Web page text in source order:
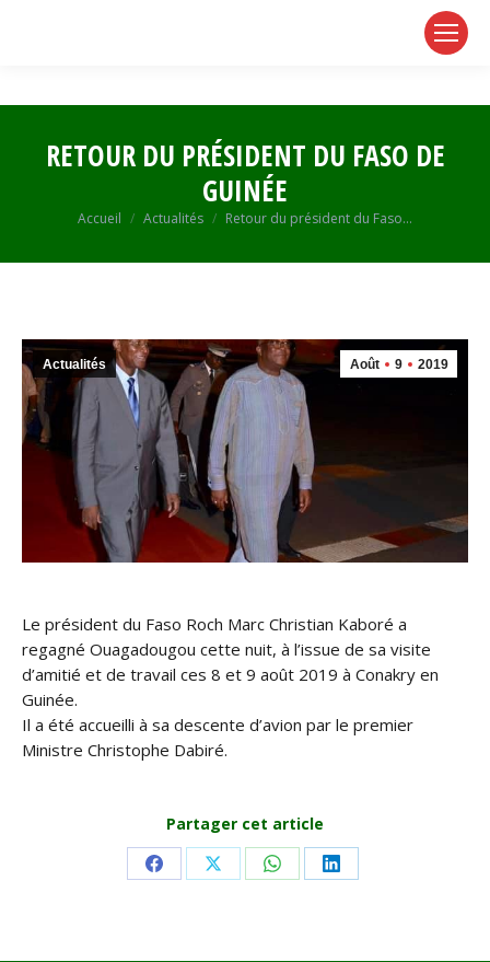
RETOUR DU PRÉSIDENT DU FASO DE
GUINÉE
Vous êtes ici :
Accueil Actualités Retour du président du Faso…
Août 9 2019
Actualités
Le président du Faso Roch Marc Christian Kaboré a
regagné Ouagadougou cette nuit, à l’issue de sa visite
d’amitié et de travail ces 8 et 9 août 2019 à Conakry en
Guinée.
Il a été accueilli à sa descente d’avion par le premier
Ministre Christophe Dabiré.
Partager cet article
Share Share Share Share